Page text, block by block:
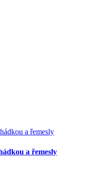
a řemesly